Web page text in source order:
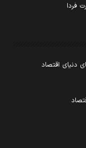
فردا
دنیای اقتصاد